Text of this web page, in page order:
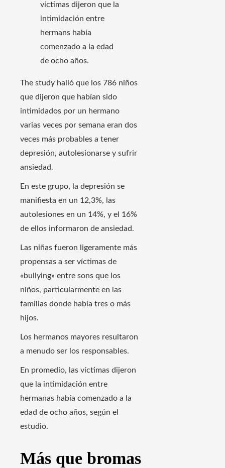
víctimas dijeron que la
intimidación entre
hermans había
comenzado a la edad
de ocho años.
The study halló que los 786 niños
que dijeron que habían sido
intimidados por un hermano
varias veces por semana eran dos
veces más probables a tener
depresión, autolesionarse y sufrir
ansiedad.
En este grupo, la depresión se
manifiesta en un 12,3%, las
autolesiones en un 14%, y el 16%
de ellos informaron de ansiedad.
Las niñas fueron ligeramente más
propensas a ser víctimas de
«bullying» entre sons que los
niños, particularmente en las
familias donde había tres o más
hijos.
Los hermanos mayores resultaron
a menudo ser los responsables.
En promedio, las víctimas dijeron
que la intimidación entre
hermanas había comenzado a la
edad de ocho años, según el
estudio.
Más que bromas